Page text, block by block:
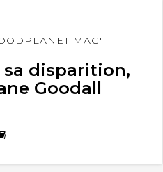
MAG'
sa disparition,
Goodall